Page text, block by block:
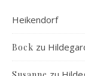
Heikendorf
Bock zu